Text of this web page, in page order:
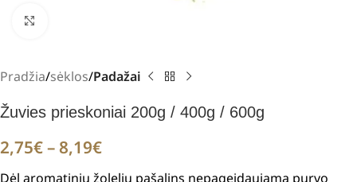
Pradžia sėklos Padažai
Žuvies prieskoniai 200g / 400g / 600g
2,75€–8,19€
Dėl aromatinių žolelių pašalins nepageidaujamą purvo